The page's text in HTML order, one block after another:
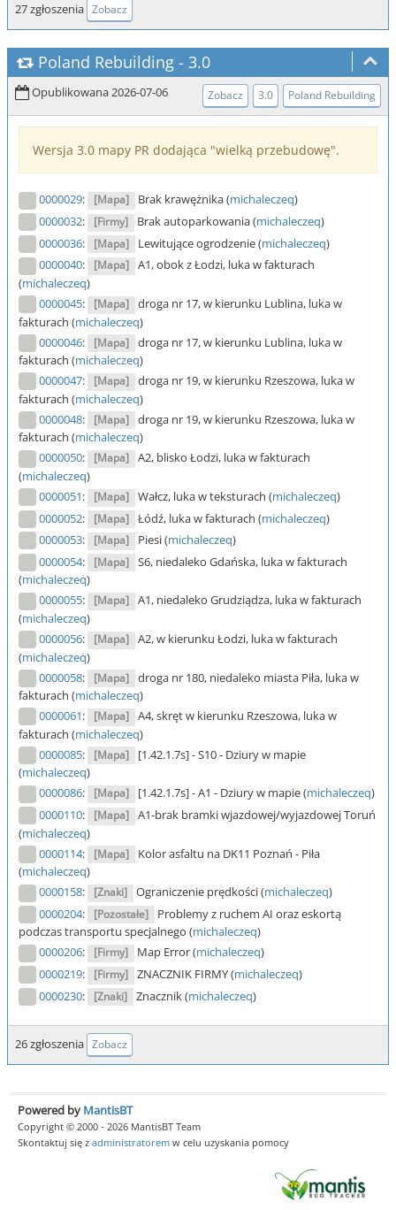
27 zgłoszenia Zobacz
Poland Rebuilding - 3.0
Opublikowana 2026-07-06 Zobacz 3.0 Poland Rebuilding
Wersja 3.0 mapy PR dodająca "wielką przebudowę".
0000029: [Mapa] Brak krawężnika (michaleczeq)
0000032: [Firmy] Brak autoparkowania (michaleczeq)
0000036: [Mapa] Lewitujące ogrodzenie (michaleczeq)
0000040: [Mapa] A1, obok z Łodzi, luka w fakturach
(michaleczeq)
0000045: [Mapa] droga nr 17, w kierunku Lublina, luka w
fakturach (michaleczeq)
0000046: [Mapa] droga nr 17, w kierunku Lublina, luka w
fakturach (michaleczeq)
0000047: [Mapa] droga nr 19, w kierunku Rzeszowa, luka w
fakturach (michaleczeq)
0000048: [Mapa] droga nr 19, w kierunku Rzeszowa, luka w
fakturach (michaleczeq)
0000050: [Mapa] A2, blisko Łodzi, luka w fakturach
(michaleczeq)
0000051: [Mapa] Wałcz, luka w teksturach (michaleczeq)
0000052: [Mapa] Łódź, luka w fakturach (michaleczeq)
0000053: [Mapa] Piesi (michaleczeq)
0000054: [Mapa] S6, niedaleko Gdańska, luka w fakturach
(michaleczeq)
0000055: [Mapa] A1, niedaleko Grudziądza, luka w fakturach
(michaleczeq)
0000056: [Mapa] A2, w kierunku Łodzi, luka w fakturach
(michaleczeq)
0000058: [Mapa] droga nr 180, niedaleko miasta Piła, luka w
fakturach (michaleczeq)
0000061: [Mapa] A4, skręt w kierunku Rzeszowa, luka w
fakturach (michaleczeq)
0000085: [Mapa]
[1.42.1.7s] - S10 - Dziury w mapie
(michaleczeq)
0000086: [Mapa] [1.42.1.7s] - A1 - Dziury w mapie (michaleczeq)
0000110: [Mapa] A1-brak bramki wjazdowej/wyjazdowej Toruń
(michaleczeq)
0000114: [Mapa]
Kolor asfaltu na DK11 Poznań - Piła
(michaleczeq)
0000158: [Znaki] Ograniczenie prędkości (michaleczeq)
0000204: [Pozostałe]
Problemy z ruchem AI oraz eskortą
podczas transportu specjalnego (michaleczeq)
0000206: [Firmy] Map Error (michaleczeq)
0000219: [Firmy] ZNACZNIK FIRMY (michaleczeq)
0000230: [Znaki] Znacznik (michaleczeq)
26 zgłoszenia Zobacz
Powered by MantisBT
Copyright © 2000 - 2026 MantisBT Team
Skontaktuj się z administratorem w celu uzyskania pomocy